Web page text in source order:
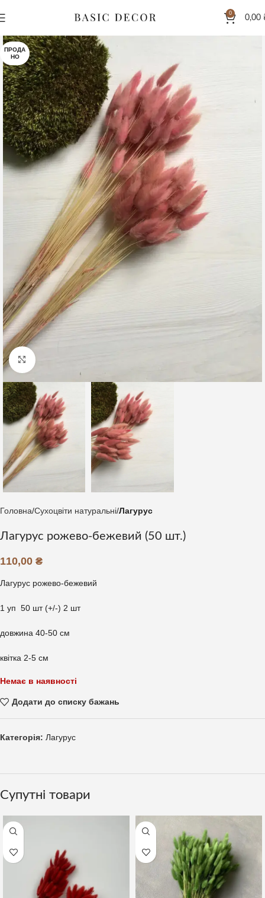
0
0,00
ПРОДА
НО
Клацніть, щоб збільшити
Головна Сухоцвіти натуральні Лагурус
Лагурус рожево-бежевий (50 шт.)
110,00 ₴
Лагурус рожево-бежевий
1 уп 50 шт (+/-) 2 шт
довжина 40-50 см
квітка 2-5 см
Немає в наявності
Додати до списку бажань
Категорія: Лагурус
Супутні товари